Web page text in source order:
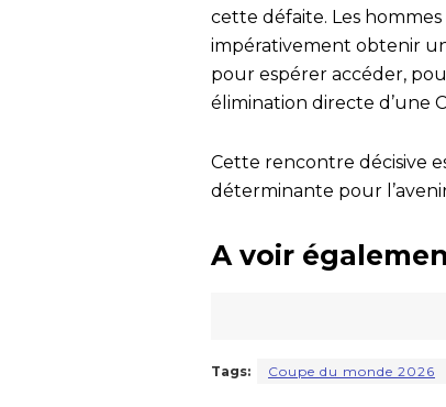
cette défaite. Les
impérativement obtenir
pour espérer accéder,
élimination directe d’une
Cette rencontre décisive
déterminante pour
A voir
Tags: Coupe du monde 2026